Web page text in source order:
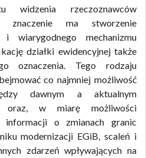
widzenia rzeczoznawców
znaczenie ma stworzenie
i wiarygodnego mechanizmu
działki ewidencyjnej także
oznaczenia. Tego rodzaju
co najmniej możliwość
dawnym a aktualnym
oraz, w miarę możliwości
informacji o zmianach granic
modernizacji EGiB, scaleń i
zdarzeń wpływających na